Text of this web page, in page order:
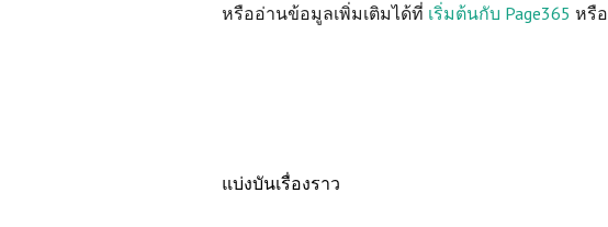
หรืออ่านข้อมูลเพิ่มเติมได้ที่ เริ่มต้นกับ Page365 หรือ
แบ่งบันเรื่องราว